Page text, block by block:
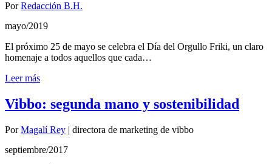
PorRedacción B.H.
mayo/2019
El próximo 25 de mayo se celebra el Día del Orgullo Friki, un claro
homenaje a todos aquellos que cada…
Leer más
Vibbo: segunda mano y sostenibilidad
PorMagalí Rey | directora de marketing de vibbo
septiembre/2017